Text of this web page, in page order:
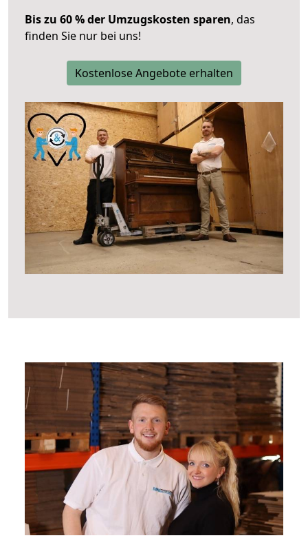
Bis zu 60 % der Umzugskosten sparen, das
finden Sie nur bei uns!
Kostenlose Angebote erhalten